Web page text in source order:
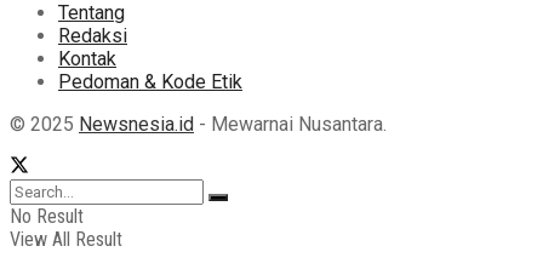
Tentang
Redaksi
Kontak
Pedoman & Kode Etik
© 2025 Newsnesia.id - Mewarnai Nusantara.
No Result
View All Result